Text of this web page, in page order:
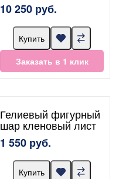
10 250 руб.
Купить
Заказать в 1 клик
Гелиевый фигурный
шар кленовый лист
1 550 руб.
Купить